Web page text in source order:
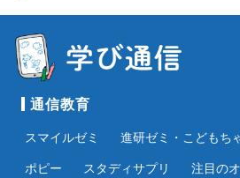
通信教育
スマイルゼミ 進研ゼミ・こどもち
ポピー
スタディサプリ
注目の